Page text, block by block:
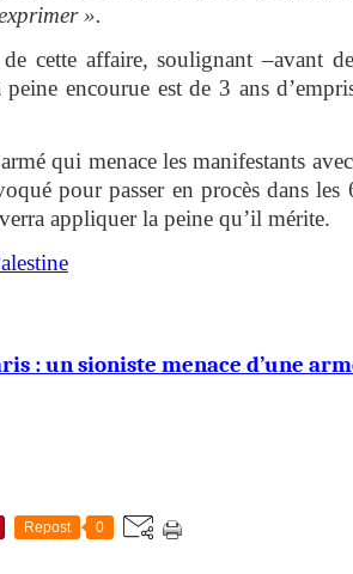
».
cette affaire, soulignant –avant
encourue est de 3 ans
qui menace les manifestants
pour passer en procès dans les
appliquer la peine qu’il mérite.
: un sioniste menace d’une
Repost 0